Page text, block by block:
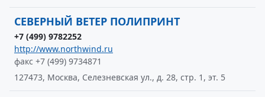
СЕВЕРНЫЙ ВЕТЕР ПОЛИПРИНТ
+7 (499) 9782252
http://www.northwind.ru
факс +7 (499) 9734871
127473, Москва, Селезневская ул., д. 28, стр. 1, эт. 5